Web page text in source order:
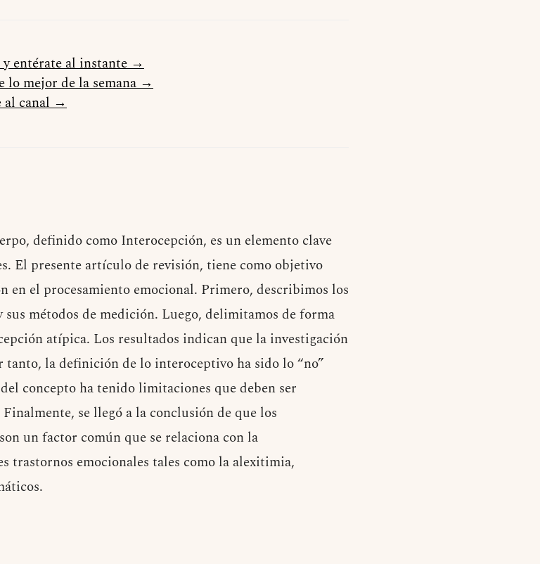
y entérate al instante →
lo mejor de la semana →
al canal →
definido como Interocepción, es un elemento clave
El presente artículo de revisión, tiene como objetivo
en el procesamiento emocional. Primero, describimos los
métodos de medición. Luego, delimitamos de forma
atípica. Los resultados indican que la investigación
tanto, la definición de lo interoceptivo ha sido lo “no”
concepto ha tenido limitaciones que deben ser
se llegó a la conclusión de que los
un factor común que se relaciona con la
trastornos emocionales tales como la alexitimia,